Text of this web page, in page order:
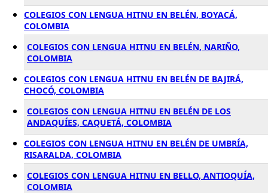
COLEGIOS CON LENGUA HITNU EN BELÉN, BOYACÁ,
COLOMBIA
COLEGIOS CON LENGUA HITNU EN BELÉN, NARIÑO,
COLOMBIA
COLEGIOS CON LENGUA HITNU EN BELÉN DE BAJIRÁ,
CHOCÓ, COLOMBIA
COLEGIOS CON LENGUA HITNU EN BELÉN DE LOS
ANDAQUÍES, CAQUETÁ, COLOMBIA
COLEGIOS CON LENGUA HITNU EN BELÉN DE UMBRÍA,
RISARALDA, COLOMBIA
COLEGIOS CON LENGUA HITNU EN BELLO, ANTIOQUÍA,
COLOMBIA